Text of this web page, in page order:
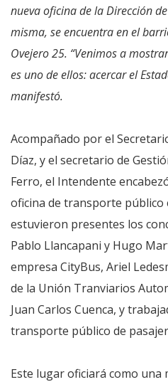
nueva oficina de la Dirección
misma, se encuentra en el
Ovejero 25. “Venimos a
es uno de ellos: acercar el
manifestó.
Acompañado por el
Díaz, y el secretario de
Ferro, el Intendente
oficina de transporte público
estuvieron presentes los
Pablo Llancapani y Hugo
empresa CityBus, Ariel
de la Unión Tranviarios
Juan Carlos Cuenca, y
transporte público de
Este lugar oficiará como una